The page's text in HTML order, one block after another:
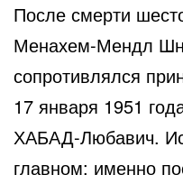
После смерти
Менахем-Мендл
сопротивлялся
17 января 1951
ХАБАД-Любавич.
главном: именно